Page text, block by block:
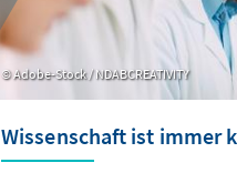
Adobe-Stock / NDABCREATIVITY
Wissenschaft ist immer